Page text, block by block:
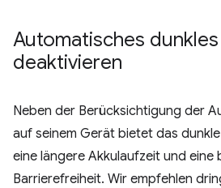
Automatisches
deaktivieren
Neben der Berücksichtigung der
auf seinem Gerät bietet das
eine längere Akkulaufzeit und eine
Barrierefreiheit. Wir empfehlen